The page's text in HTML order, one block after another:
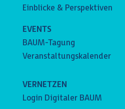
Einblicke & Perspektiven
EVENTS
BAUM-Tagung
Veranstaltungskalender
VERNETZEN
Login Digitaler BAUM